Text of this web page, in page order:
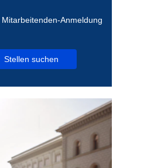
Mitarbeitenden-Anmeldung
Stellen suchen